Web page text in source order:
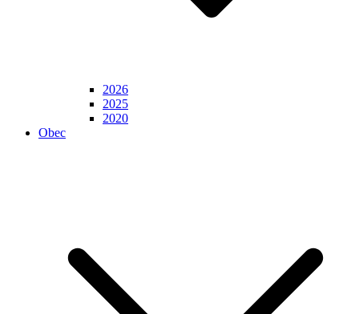
2026
2025
2020
Obec